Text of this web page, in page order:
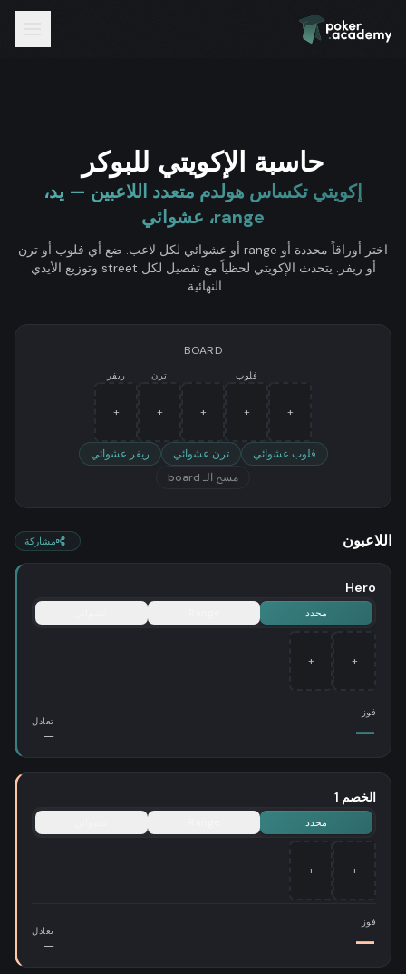
حاسبة الإكويتي للبوكر
إكويتي تكساس هولدم متعدد اللاعبين — يد،
range، عشوائي
اختر أوراقاً محددة أو range أو عشوائي لكل لاعب. ضع أي فلوب أو ترن
أو ريفر. يتحدث الإكويتي لحظياً مع تفصيل لكل street وتوزيع الأيدي
النهائية.
BOARD
فلوب
+
+
+
ترن
+
ريفر
+
فلوب عشوائي ترن عشوائي
ريفر عشوائي
مسح الـ board
اللاعبون مشاركة
محدد
+
+
فوز
— تعادل
—
محدد
+
+
فوز
— تعادل
—